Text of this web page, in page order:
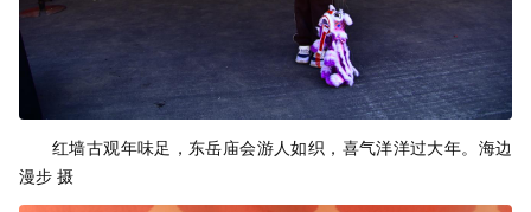
红墙古观年味足，东岳庙会游人如织，喜气洋洋过大年。海边
漫步 摄